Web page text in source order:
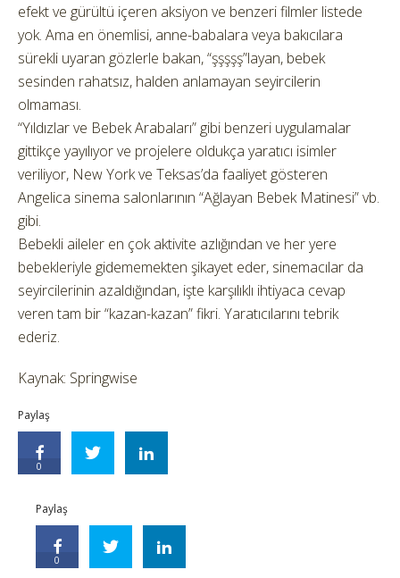
efekt ve gürültü içeren aksiyon ve benzeri filmler listede
yok. Ama en önemlisi, anne-babalara veya bakıcılara
sürekli uyaran gözlerle bakan, “şşşşş”layan, bebek
sesinden rahatsız, halden anlamayan seyircilerin
olmaması.
“Yıldızlar ve Bebek Arabaları” gibi benzeri uygulamalar
gittikçe yayılıyor ve projelere oldukça yaratıcı isimler
veriliyor, New York ve Teksas’da faaliyet gösteren
Angelica sinema salonlarının “Ağlayan Bebek Matinesi” vb.
gibi.
Bebekli aileler en çok aktivite azlığından ve her yere
bebekleriyle gidememekten şikayet eder, sinemacılar da
seyircilerinin azaldığından, işte karşılıklı ihtiyaca cevap
veren tam bir “kazan-kazan” fikri. Yaratıcılarını tebrik
ederiz.
Kaynak: Springwise
Paylaş
0
Paylaş
0